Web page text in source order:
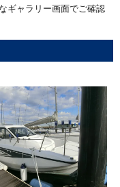
ギャラリー画面でご確認